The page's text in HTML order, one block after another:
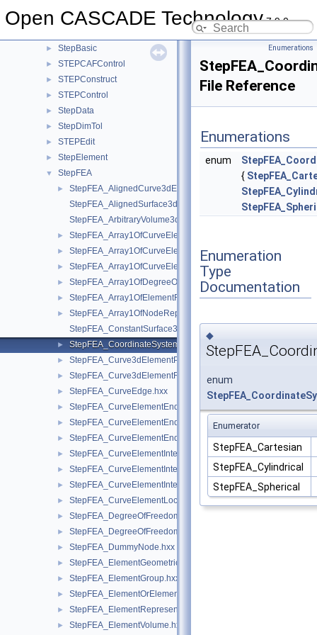
Open CASCADE Technology7.9.0
► StepAP214
► StepBasic
► STEPCAFControl
► STEPConstruct
► STEPControl
► StepData
► StepDimTol
► STEPEdit
► StepElement
▼ StepFEA
►
StepFEA_AlignedCurve3dElementCoordinateSystem.hxx
StepFEA_AlignedSurface3dElementCoordinateSystem.hxx
StepFEA_ArbitraryVolume3dElementCoordinateSystem.hxx
► StepFEA_Array1OfCurveElementEndOffset.hxx
► StepFEA_Array1OfCurveElementEndRelease.hxx
► StepFEA_Array1OfCurveElementInterval.hxx
► StepFEA_Array1OfDegreeOfFreedom.hxx
► StepFEA_Array1OfElementRepresentation.hxx
►
StepFEA_Array1OfNodeRepresentation.hxx
StepFEA_ConstantSurface3dElementCoordinateSystem.hxx
► StepFEA_CoordinateSystemType.hxx
► StepFEA_Curve3dElementProperty.hxx
► StepFEA_Curve3dElementRepresentation.hxx
► StepFEA_CurveEdge.hxx
► StepFEA_CurveElementEndCoordinateSystem.hxx
► StepFEA_CurveElementEndOffset.hxx
► StepFEA_CurveElementEndRelease.hxx
► StepFEA_CurveElementInterval.hxx
► StepFEA_CurveElementIntervalConstant.hxx
► StepFEA_CurveElementIntervalLinearlyVarying.hxx
► StepFEA_CurveElementLocation.hxx
► StepFEA_DegreeOfFreedom.hxx
► StepFEA_DegreeOfFreedomMember.hxx
► StepFEA_DummyNode.hxx
► StepFEA_ElementGeometricRelationship.hxx
► StepFEA_ElementGroup.hxx
► StepFEA_ElementOrElementGroup.hxx
► StepFEA_ElementRepresentation.hxx
► StepFEA_ElementVolume.hxx
Enumerations
File Reference
Enumerations
enum
{
Enumeration
Type
Documentation
◆
enum
Enumerator
StepFEA_Cartesian
StepFEA_Cylindrical
StepFEA_Spherical